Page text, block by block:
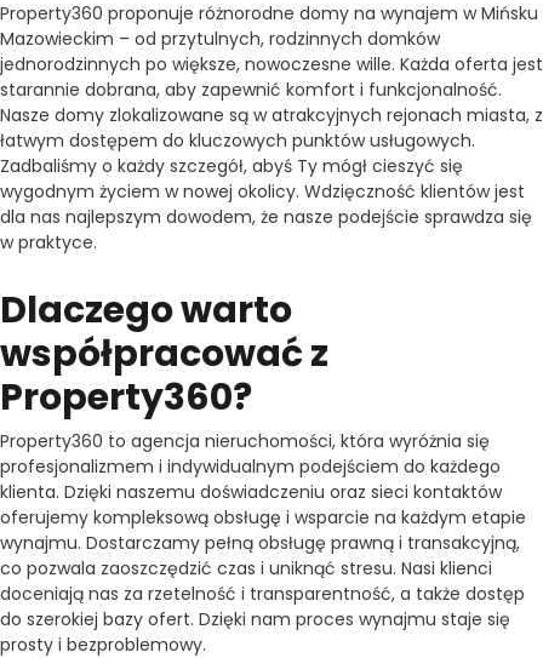
Property360 proponuje różnorodne domy na wynajem w Mińsku
Mazowieckim – od przytulnych, rodzinnych domków
jednorodzinnych po większe, nowoczesne wille. Każda oferta jest
starannie dobrana, aby zapewnić komfort i funkcjonalność.
Nasze domy zlokalizowane są w atrakcyjnych rejonach miasta, z
łatwym dostępem do kluczowych punktów usługowych.
Zadbaliśmy o każdy szczegół, abyś Ty mógł cieszyć się
wygodnym życiem w nowej okolicy. Wdzięczność klientów jest
dla nas najlepszym dowodem, że nasze podejście sprawdza się
w praktyce.
Dlaczego warto
współpracować z
Property360?
Property360 to agencja nieruchomości, która wyróżnia się
profesjonalizmem i indywidualnym podejściem do każdego
klienta. Dzięki naszemu doświadczeniu oraz sieci kontaktów
oferujemy kompleksową obsługę i wsparcie na każdym etapie
wynajmu. Dostarczamy pełną obsługę prawną i transakcyjną,
co pozwala zaoszczędzić czas i uniknąć stresu. Nasi klienci
doceniają nas za rzetelność i transparentność, a także dostęp
do szerokiej bazy ofert. Dzięki nam proces wynajmu staje się
prosty i bezproblemowy.